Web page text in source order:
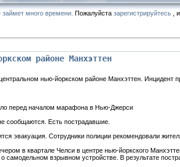
займет много времени. Пожалуйста зарегистрируйтесь ,
районе Манхэттен
нью-йоркском районе Манхэттен. Инцидент
перед началом марафона в Нью-Джерси
сообщаются. Есть пострадавшие.
эвакуация. Сотрудники полиции рекомендовали
в квартале Челси в центре нью-йоркского
взрывном устройстве. В результате